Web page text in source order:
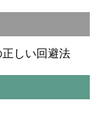
しい回避法